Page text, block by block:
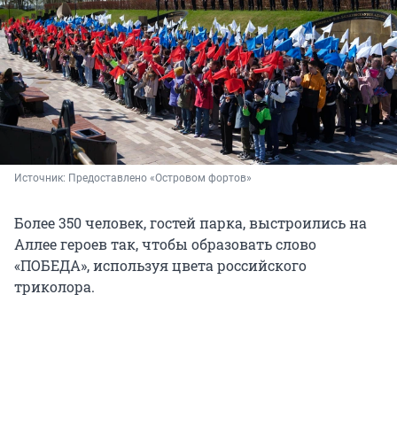
Источник: Предоставлено «Островом фортов»
Более 350 человек, гостей парка, выстроились на
Аллее героев так, чтобы образовать слово
«ПОБЕДА», используя цвета российского
триколора.